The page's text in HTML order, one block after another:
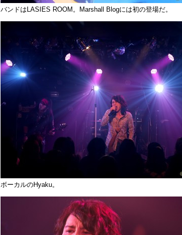
バンドはLASIES ROOM。Marshall Blogには初の登場だ。
ボーカルのHyaku。